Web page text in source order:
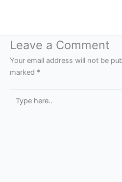
Leave a Comment
Your email address will not be
marked *
here..